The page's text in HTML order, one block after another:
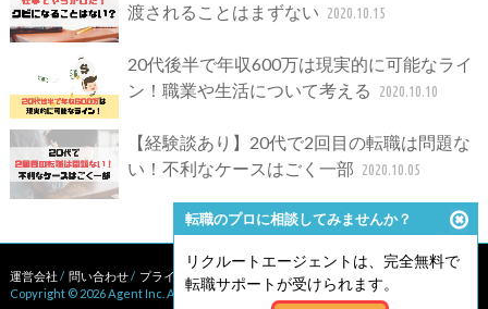
渡されることはまずない 2020.10.15
20代後半で年収600万は現実的に可能なライ
ン！職業や生活について考える
2020.10.10
【経験談あり】20代で2回目の転職は問題な
い！不利なケースはごく一部 2020.10.05
運営会社 / 問い合わせ/ プライバシーポリシー / サイトポリシー
Copyright © 2026 Agent Inc. All Rights Reserved.
転職のプロに相談してみませんか？
リクルートエージェントは、完全無料で
転職サポートが受けられます。